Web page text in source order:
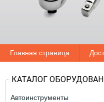
Главная страница
КАТАЛОГ
Автоинструменты